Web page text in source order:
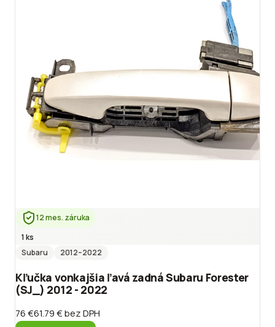
12 mes. záruka
1 ks
Subaru
2012–2022
Kľučka vonkajšia ľavá zadná Subaru Forester
(SJ_) 2012 - 2022
76 €61.79 €bez DPH